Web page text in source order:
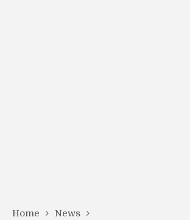
Home
News